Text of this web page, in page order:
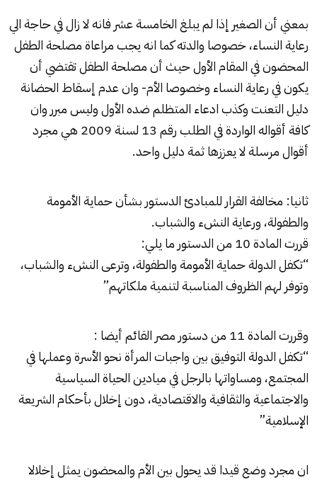
بمعني أن الصغير إذا لم يبلغ الخامسة عشر فانه لا زال في حاجة الي
رعاية النساء، خصوصا والدته كما انه يجب مراعاة مصلحة الطفل
المحضون في المقام الأول حيث أن مصلحة الطفل تقتضي أن
يكون في رعاية النساء وخصوصا الأم- وان عدم إسقاط الحضانة
دليل التعنت وكذب ادعاء المتظلم ضده الأول وليس مبرر وان
كافة أقواله الواردة في الطلب رقم 13 لسنة 2009 هي مجرد
أقوال مرسلة لا يعززها ثمة دليل واحد.
ثانيا: مخالفة القرار للمبادئ الدستور بشأن حماية الأمومة
والطفولة، ورعاية النشء والشباب.
قررت المادة 10 من الدستور ما يلي:
“تكفل الدولة حماية الأمومة والطفولة، وترعى النشء والشباب،
وتوفر لهم الظروف المناسبة لتنمية ملكاتهم”
وقررت المادة 11 من دستور مصر القائم أيضا :
“تكفل الدولة التوفيق بين واجبات المرأة نحو الأسرة وعملها في
المجتمع، ومساواتها بالرجل في ميادين الحياة السياسية
والاجتماعية والثقافية والاقتصادية، دون إخلال بأحكام الشريعة
الإسلامية”
ان مجرد وضع قيدا قد يحول بين الأم والمحضون يمثل إخلالا